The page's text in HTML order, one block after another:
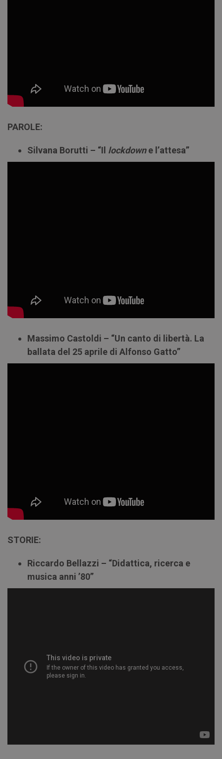
PAROLE:
Silvana Borutti – “Il lockdowne l’attesa”
Massimo Castoldi – “Un canto di libertà. La
ballata del 25 aprile di Alfonso Gatto”
STORIE:
Riccardo Bellazzi – “Didattica, ricerca e
musica anni ’80”